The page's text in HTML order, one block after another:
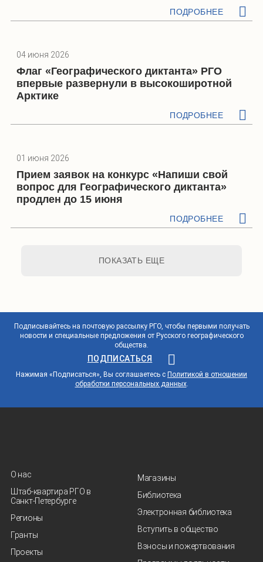
ПОДРОБНЕЕ
04 июня 2026
Флаг «Географического диктанта» РГО
впервые развернули в высокоширотной
Арктике
ПОДРОБНЕЕ
01 июня 2026
Прием заявок на конкурс «Напиши свой
вопрос для Географического диктанта»
продлен до 15 июня
ПОДРОБНЕЕ
ПОКАЗАТЬ ЕЩЕ
Подписывайтесь на почтовую рассылку РГО, чтобы первыми получать
новости и специальные предложения от Русского географического
общества.
ПОДПИСАТЬСЯ
Нажимая «Подписаться», Вы соглашаетесь с Политикой в отношении
обработки персональных данных.
О нас
Штаб-квартира РГО в
Санкт‑Петербурге
Регионы
Гранты
Проекты
Магазины
Библиотека
Электронная библиотека
Вступить в общество
Взносы и пожертвования